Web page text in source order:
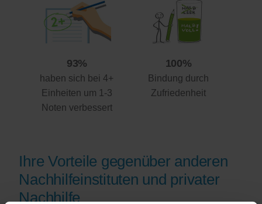
93%
haben sich bei 4+
Einheiten um 1-3
Noten verbessert
100%
Bindung durch
Zufriedenheit
Ihre Vorteile gegenüber anderen
Nachhilfeinstituten und privater
Nachhilfe